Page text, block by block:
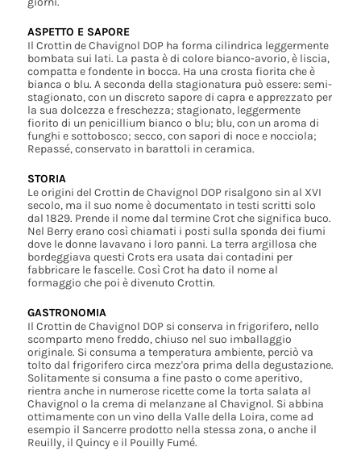
ASPETTO E SAPORE
Il Crottin de Chavignol DOP ha forma cilindrica leggermente
bombata sui lati. La pasta è di colore bianco-avorio, è liscia,
compatta e fondente in bocca. Ha una crosta fiorita che è
bianca o blu. A seconda della stagionatura può essere: semi-
stagionato, con un discreto sapore di capra e apprezzato per
la sua dolcezza e freschezza; stagionato, leggermente
fiorito di un penicillium bianco o blu; blu, con un aroma di
funghi e sottobosco; secco, con sapori di noce e nocciola;
Repassé, conservato in barattoli in ceramica.
STORIA
Le origini del Crottin de Chavignol DOP risalgono sin al XVI
secolo, ma il suo nome è documentato in testi scritti solo
dal 1829. Prende il nome dal termine Crot che significa buco.
Nel Berry erano così chiamati i posti sulla sponda dei fiumi
dove le donne lavavano i loro panni. La terra argillosa che
bordeggiava questi Crots era usata dai contadini per
fabbricare le fascelle. Così Crot ha dato il nome al
formaggio che poi è divenuto Crottin.
GASTRONOMIA
Il Crottin de Chavignol DOP si conserva in frigorifero, nello
scomparto meno freddo, chiuso nel suo imballaggio
originale. Si consuma a temperatura ambiente, perciò va
tolto dal frigorifero circa mezz'ora prima della degustazione.
Solitamente si consuma a fine pasto o come aperitivo,
rientra anche in numerose ricette come la torta salata al
Chavignol o la crema di melanzane al Chavignol. Si abbina
ottimamente con un vino della Valle della Loira, come ad
esempio il Sancerre prodotto nella stessa zona, o anche il
Reuilly, il Quincy e il Pouilly Fumé.